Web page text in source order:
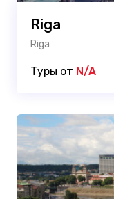
Riga
Riga
Туры от N/A